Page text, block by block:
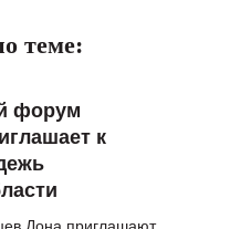
ГОРОДСКОЙ ПОРТАЛ
ВОПРОС НЕДЕЛИ
ТАМ И ТУТ
теме:
форум
к